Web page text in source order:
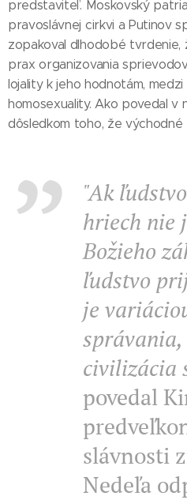
predstaviteľ. Moskovský
pravoslávnej cirkvi a Putinov
zopakoval dlhodobé
prax organizovania
lojality k jeho hodnotám,
homosexuality. Ako povedal v
dôsledkom toho, že
"Ak
hriech nie
Božieho
ľudstvo
je
civilizácia
povedal
slávnosti
Nedeľa